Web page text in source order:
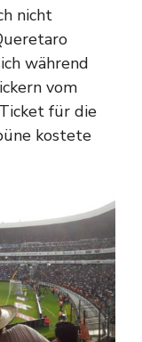
nicht
während
vom
für die
kostete